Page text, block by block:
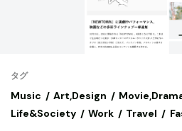
タグ
Music Art,Design
Life&Society
Work Travel